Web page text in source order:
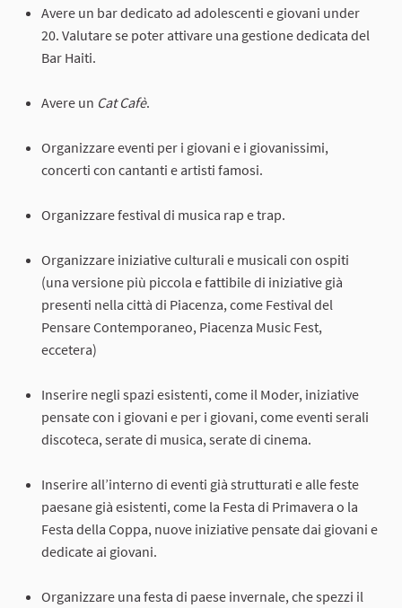
Avere un bar dedicato ad adolescenti e giovani under
20. Valutare se poter attivare una gestione dedicata del
Bar Haiti.
Avere un Cat Cafè.
Organizzare eventi per i giovani e i giovanissimi,
concerti con cantanti e artisti famosi.
Organizzare festival di musica rap e trap.
Organizzare iniziative culturali e musicali con ospiti
(una versione più piccola e fattibile di iniziative già
presenti nella città di Piacenza, come Festival del
Pensare Contemporaneo, Piacenza Music Fest,
eccetera)
Inserire negli spazi esistenti, come il Moder, iniziative
pensate con i giovani e per i giovani, come eventi serali
discoteca, serate di musica, serate di cinema.
Inserire all’interno di eventi già strutturati e alle feste
paesane già esistenti, come la Festa di Primavera o la
Festa della Coppa, nuove iniziative pensate dai giovani e
dedicate ai giovani.
Organizzare una festa di paese invernale, che spezzi il